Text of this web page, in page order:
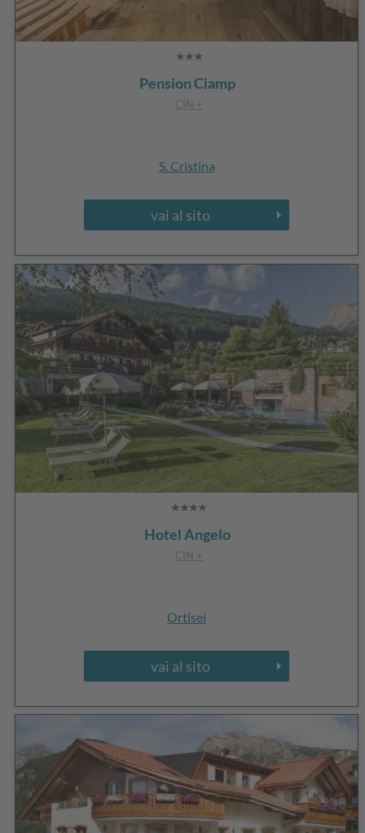
Pension Ciamp
CIN +
S. Cristina
vai al sito
Hotel Angelo
CIN +
Ortisei
vai al sito